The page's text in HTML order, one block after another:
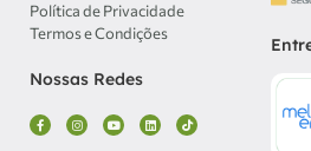
Política de Privacidade
Termos e Condições
Nossas Redes
F
a
c
I
n
s
Y
o
u
L
i
n
T
i
k